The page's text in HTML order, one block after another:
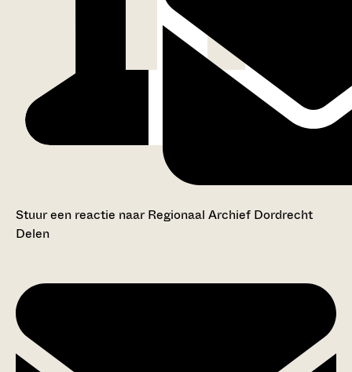
Stuur een reactie naar Regionaal Archief Dordrecht
Delen